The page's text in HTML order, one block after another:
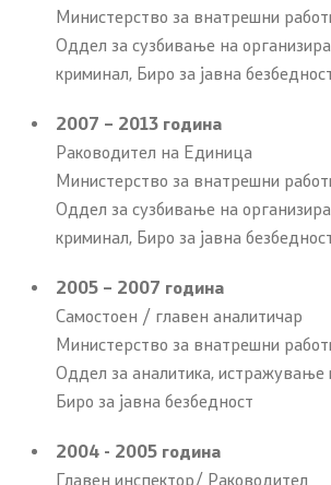
Организации
Услуги
Граѓански постапки
EXIM
Упатство и постапка за одделни
странците
Сообраќај
Полагање возачки испит
Полагање на стручен испит
Министерство за внатрешни
Оддел за сузбивање на
криминал, Биро за јавна
2007 – 2013 година
Раководител на Единица
Министерство за внатрешни
Оддел за сузбивање на
криминал, Биро за јавна
2005 – 2007 година
Самостоен / главен аналитичар
Министерство за внатрешни
Оддел за аналитика, истражување
Биро за јавна безбедност
2004 - 2005 година
Главен инспектор/ Раководител